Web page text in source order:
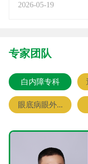
2026-05-19
专家团队
白内障专科
眼底病眼外...